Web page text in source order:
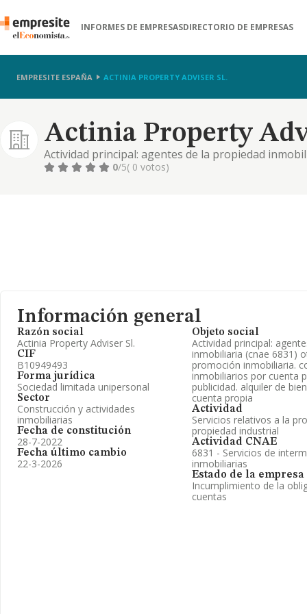
INFORMES DE EMPRESASDIRECTORIO DE EMPRESAS
EMPRESITE ESPAÑA ACTINIA PROPERTY ADVISER SL.
Actinia Property
Actividad principal: agentes de la propiedad
inmobiliaria. compraventa de bienes inmobiliarios
0/5( 0 votos)
Información general
Razón social
Actinia Property Adviser Sl.
CIF
B10949493
Forma jurídica
Sociedad limitada unipersonal
Sector
Construcción y actividades
inmobiliarias
Fecha de constitución
28-7-2022
Fecha último cambio
22-3-2026
Objeto social
Actividad principal:
inmobiliaria (cnae 6831)
promoción inmobiliaria.
inmobiliarios por cuenta
publicidad. alquiler de
cuenta propia
Actividad
Servicios relativos a la
propiedad industrial
Actividad CNAE
6831 - Servicios de
inmobiliarias
Estado de la empresa
Incumplimiento de la
cuentas